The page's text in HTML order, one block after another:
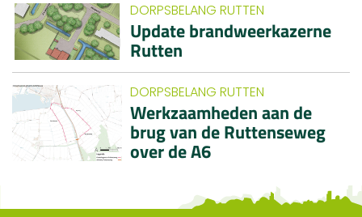
DORPSBELANG RUTTEN
Update brandweerkazerne
Rutten
DORPSBELANG RUTTEN
Werkzaamheden aan de
brug van de Ruttenseweg
over de A6